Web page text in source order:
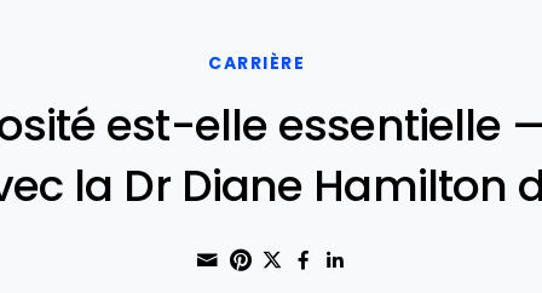
CARRIÈRE
est-elle essentielle
la Dr Diane Hamilton
Share through Email
Print this page
Share on Pinterest
Share on Twitter
Share on Facebook